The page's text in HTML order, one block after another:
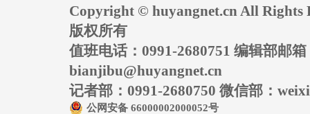
Copyright © huyangnet.cn All Rights
版权所有
值班电话：0991-2680751 编辑部邮箱
bianjibu@huyangnet.cn
记者部：0991-2680750 微信部：
公网安备 66000002000052号